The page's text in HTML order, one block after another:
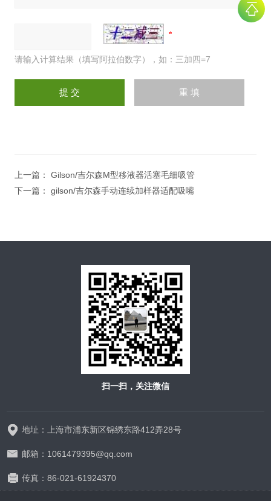
请输入计算结果（填写阿拉伯数字），如：三加四=7
上一篇： Gilson/吉尔森M型移液器活塞毛细吸管
下一篇： gilson/吉尔森手动连续加样器适配吸嘴
扫一扫，关注微信
地址：上海市浦东新区锦绣东路412弄28号
邮箱：1061479395@qq.com
传真：86-021-61924370